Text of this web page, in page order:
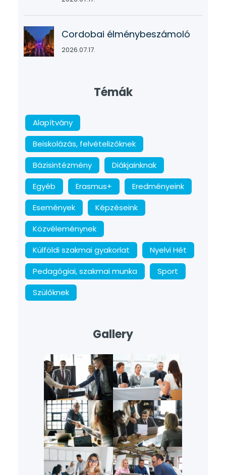
Cordobai élménybeszámoló
2026.07.17.
Témák
Alapítvány
Beiskolázás, felvételizőknek
Bázisintézmény
Diákjainknak
Egyéb
Erasmus+
Eredményeink
Események
Képzéseink
Közvéleménynek
Külföldi szakmai gyakorlat
Nyelvi Hét
Pedagógiai, szakmai munka
Sport
Szülőknek
Gallery